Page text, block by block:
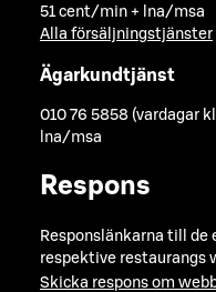
51 cent/min + lna/msa
Alla försäljningstjänster
Ägarkundtjänst
010 76 5858 (vardagar
lna/msa
Respons
Responslänkarna till de
respektive restaurangs
Skicka respons om